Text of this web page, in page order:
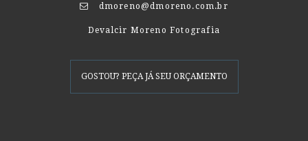
dmoreno@dmoreno.com.br
Devalcir Moreno Fotografia
GOSTOU? PEÇA JÁ SEU ORÇAMENTO